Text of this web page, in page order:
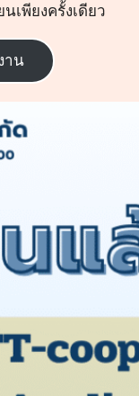
เพียงครั้งเดียว
าน